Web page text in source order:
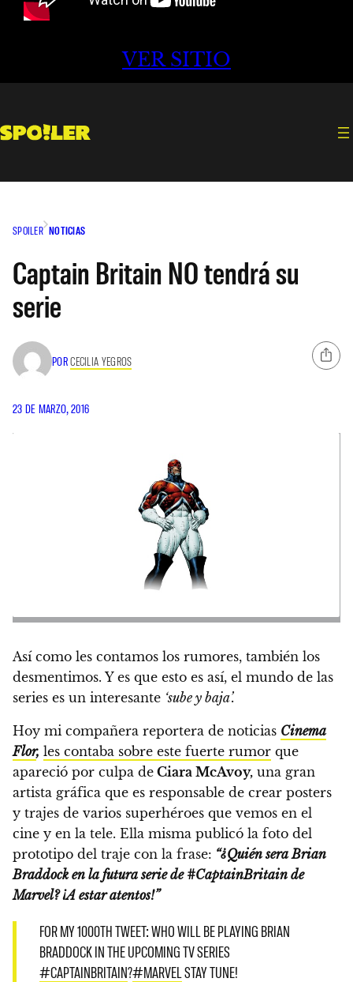
VER SITIO
SPOILER NOTICIAS
Captain Britain NO tendrá su
serie
PORCECILIA YEGROS
23 DE MARZO, 2016
Así como les contamos los rumores, también los
desmentimos. Y es que esto es así, el mundo de las
series es un interesante ‘sube y baja’.
Hoy mi compañera reportera de noticias Cinema
Flor, les contaba sobre este fuerte rumor que
apareció por culpa de Ciara McAvoy, una gran
artista gráfica que es responsable de crear posters
y trajes de varios superhéroes que vemos en el
cine y en la tele. Ella misma publicó la foto del
prototipo del traje con la frase: “¿Quién sera Brian
Braddock en la futura serie de #CaptainBritain de
Marvel? ¡A estar atentos!”
FOR MY 1000TH TWEET: WHO WILL BE PLAYING BRIAN
BRADDOCK IN THE UPCOMING TV SERIES
#CAPTAINBRITAIN?#MARVEL STAY TUNE!